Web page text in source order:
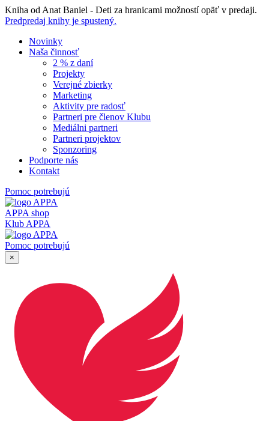
Skip
to
Kniha od Anat Baniel - Deti za hranicami možností opäť v predaji.
Predpredaj knihy je spustený.
Novinky
Naša činnosť
2 % z daní
Projekty
Verejné zbierky
Marketing
Aktivity pre radosť
Partneri pre členov Klubu
Mediálni partneri
Partneri projektov
Sponzoring
Podporte nás
Kontakt
Pomoc potrebujú
APPA shop
Klub APPA
Pomoc potrebujú
×